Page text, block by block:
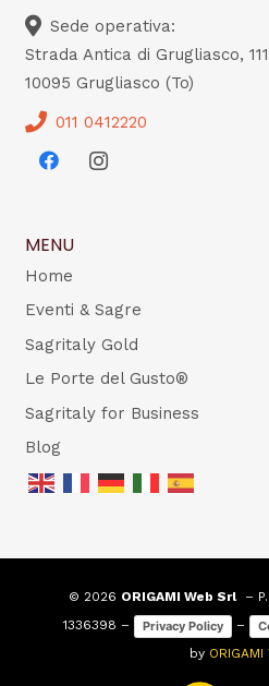
Sede operativa:
Strada Antica di Grugliasco, 111
10095 Grugliasco (To)
011 0412220
MENU
Home
Eventi & Sagre
Sagritaly Gold
Le Porte del Gusto®
Sagritaly for Business
Blog
© 2026 ORIGAMI Web Srl–
1336398 –
Privacy Policy –
by